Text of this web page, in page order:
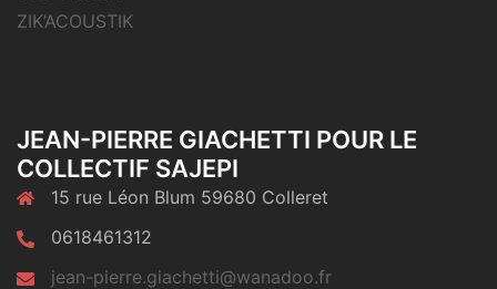
ZIK’ACOUSTIK
JEAN-PIERRE GIACHETTI POUR LE
COLLECTIF SAJEPI
15 rue Léon Blum 59680 Colleret
0618461312
jean-pierre.giachetti@wanadoo.fr